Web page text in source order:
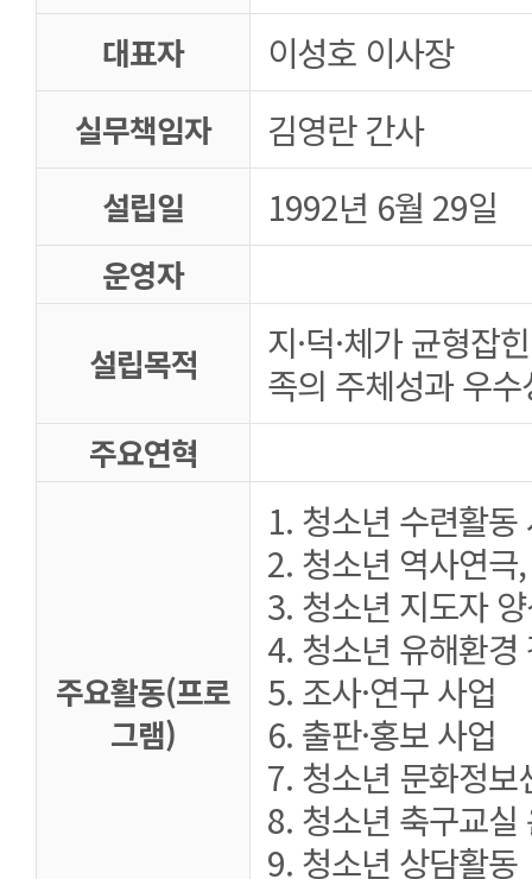
대표자 이성호 이사장
실무책임자 김영란 간사
설립일 1992년 6월 29일
운영자
설립목적
지·덕·체가 균형잡
족의 주체성과 우
주요연혁
주요활동(프로
그램)
1. 청소년 수련활동
2. 청소년 역사연극
3. 청소년 지도자
4. 청소년 유해환경
5. 조사·연구 사업
6. 출판·홍보 사업
7. 청소년 문화정보
8. 청소년 축구교실
9. 청소년 상담활동